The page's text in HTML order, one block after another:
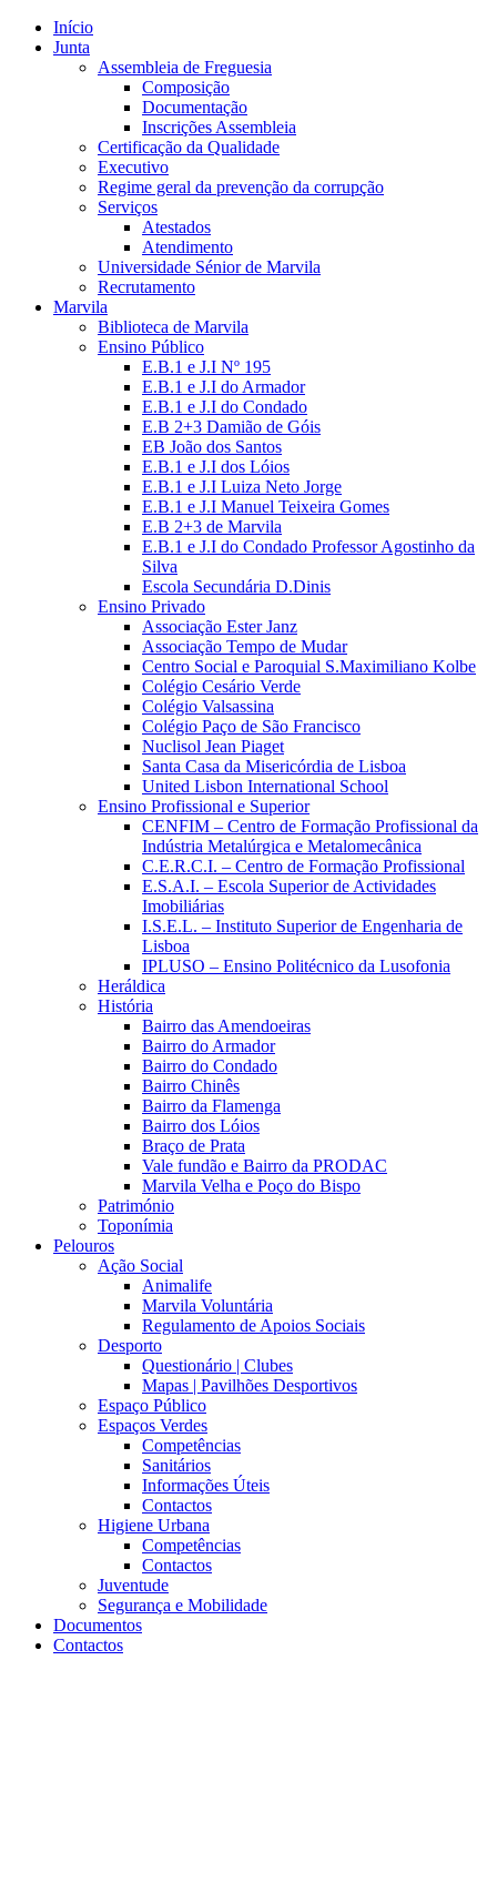
Início
Junta
Assembleia de Freguesia
Composição
Documentação
Inscrições Assembleia
Certificação da Qualidade
Executivo
Regime geral da prevenção da corrupção
Serviços
Atestados
Atendimento
Universidade Sénior de Marvila
Recrutamento
Marvila
Biblioteca de Marvila
Ensino Público
E.B.1 e J.I Nº 195
E.B.1 e J.I do Armador
E.B.1 e J.I do Condado
E.B 2+3 Damião de Góis
EB João dos Santos
E.B.1 e J.I dos Lóios
E.B.1 e J.I Luiza Neto Jorge
E.B.1 e J.I Manuel Teixeira Gomes
E.B 2+3 de Marvila
E.B.1 e J.I do Condado Professor Agostinho da
Silva
Escola Secundária D.Dinis
Ensino Privado
Associação Ester Janz
Associação Tempo de Mudar
Centro Social e Paroquial S.Maximiliano Kolbe
Colégio Cesário Verde
Colégio Valsassina
Colégio Paço de São Francisco
Nuclisol Jean Piaget
Santa Casa da Misericórdia de Lisboa
United Lisbon International School
Ensino Profissional e Superior
CENFIM – Centro de Formação Profissional da
Indústria Metalúrgica e Metalomecânica
C.E.R.C.I. – Centro de Formação Profissional
E.S.A.I. – Escola Superior de Actividades
Imobiliárias
I.S.E.L. – Instituto Superior de Engenharia de
Lisboa
IPLUSO – Ensino Politécnico da Lusofonia
Heráldica
História
Bairro das Amendoeiras
Bairro do Armador
Bairro do Condado
Bairro Chinês
Bairro da Flamenga
Bairro dos Lóios
Braço de Prata
Vale fundão e Bairro da PRODAC
Marvila Velha e Poço do Bispo
Património
Toponímia
Pelouros
Ação Social
Animalife
Marvila Voluntária
Regulamento de Apoios Sociais
Desporto
Questionário | Clubes
Mapas | Pavilhões Desportivos
Espaço Público
Espaços Verdes
Competências
Sanitários
Informações Úteis
Contactos
Higiene Urbana
Competências
Contactos
Juventude
Segurança e Mobilidade
Documentos
Contactos